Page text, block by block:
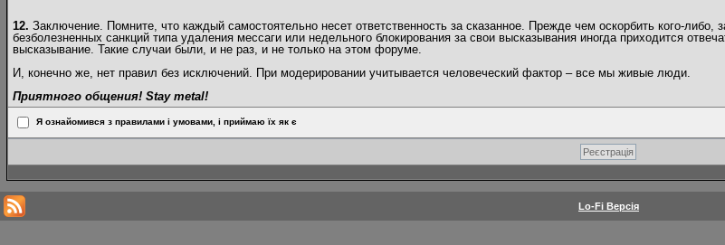
12. Заключение. Помните, что каждый самостоятельно несет ответственность за сказанное. Прежде чем оскорбить кого-
безболезненных санкций типа удаления мессаги или недельного блокирования за свои высказывания иногда приходится
высказывание. Такие случаи были, и не раз, и не только на этом форуме.
И, конечно же, нет правил без исключений. При модерировании учитывается человеческий фактор – все мы живые люди.
Приятного общения! Stay metal!
Я ознайомився з правилами і умовами, і приймаю їх як є
Lo-Fi Версія